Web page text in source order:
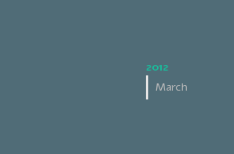
2012
March